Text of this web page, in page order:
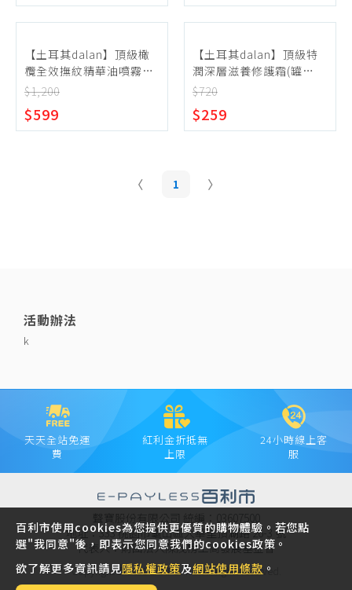
【土耳其dalan】頂級橄
欖全效撫紋精華油噴霧
200ml(效期2027.02)
$1,200
$599
【土耳其dalan】頂級特
潤深層滋養修護霜(罐
狀)150ml(兩款任選)
$720
$259
1
活動辦法
k
天天全站免運
費
紅利金折抵無
上限
24小時線上客
服
聲寶股份有限公司 統編：03607500
地址：333 桃園市龜山區大華里頂湖路 26-3 號
代表人：財團法人陳茂榜工商發展基金會
Copyright © 2021 SAMPO INC. All rights reserved.
百利市使用cookies為您提供更優質的購物體驗。若您點
選"我同意"後，即表示您同意我們的cookies政策。
欲了解更多資訊請見隱私權政策及網站使用條款 。